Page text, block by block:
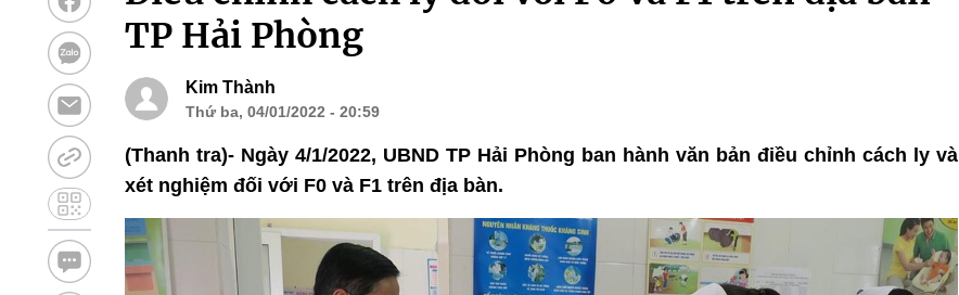
TP Hải Phòng
Kim Thành
Thứ ba, 04/01/2022 - 20:59
(Thanh tra)- Ngày 4/1/2022, UBND TP Hải Phòng ban hành văn bản điều chỉnh cách ly và
xét nghiệm đối với F0 và F1 trên địa bàn.